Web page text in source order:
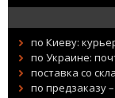
по Киеву:
по Украине:
поставка со
по предзаказу